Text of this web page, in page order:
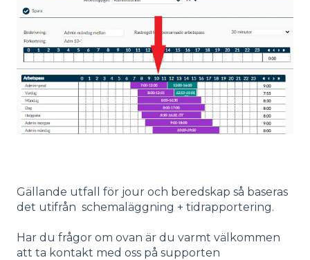
Gällande utfall för jour och beredskap så baseras
det utifrån schemaläggning + tidrapportering.
Har du frågor om ovan är du varmt välkommen
att ta kontakt med oss på supporten